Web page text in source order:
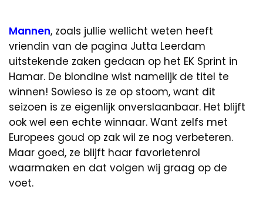
Mannen, zoals jullie wellicht weten heeft
vriendin van de pagina Jutta Leerdam
uitstekende zaken gedaan op het EK Sprint in
Hamar. De blondine wist namelijk de titel te
winnen! Sowieso is ze op stoom, want dit
seizoen is ze eigenlijk onverslaanbaar. Het blijft
ook wel een echte winnaar. Want zelfs met
Europees goud op zak wil ze nog verbeteren.
Maar goed, ze blijft haar favorietenrol
waarmaken en dat volgen wij graag op de
voet.